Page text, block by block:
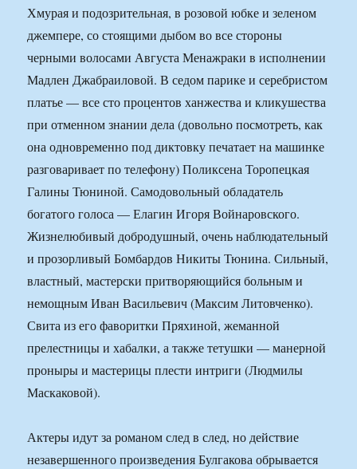
Хмурая и подозрительная, в розовой юбке и зеленом
джемпере, со стоящими дыбом во все стороны
черными волосами Августа Менажраки в исполнении
Мадлен Джабраиловой. В седом парике и серебристом
платье — все сто процентов ханжества и кликушества
при отменном знании дела (довольно посмотреть, как
она одновременно под диктовку печатает на машинке
разговаривает по телефону) Поликсена Торопецкая
Галины Тюниной. Самодовольный обладатель
богатого голоса — Елагин Игоря Войнаровского.
Жизнелюбивый добродушный, очень наблюдательный
и прозорливый Бомбардов Никиты Тюнина. Сильный,
властный, мастерски притворяющийся больным и
немощным Иван Васильевич (Максим Литовченко).
Свита из его фаворитки Пряхиной, жеманной
прелестницы и хабалки, а также тетушки — манерной
проныры и мастерицы плести интриги (Людмилы
Маскаковой).
Актеры идут за романом след в след, но действие
незавершенного произведения Булгакова обрывается